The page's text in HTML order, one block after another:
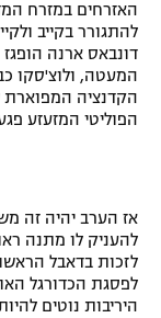
האזרחים במזרח
להתגורר בקייב
דונבאס ארנה
המעטה, ולוצ'סקו
הקדנציה
הפוליטי המזעזע
אז הערב יהיה זה
להעניק לו מתנה
לפסגת הכדורגל
היריבות נוטים